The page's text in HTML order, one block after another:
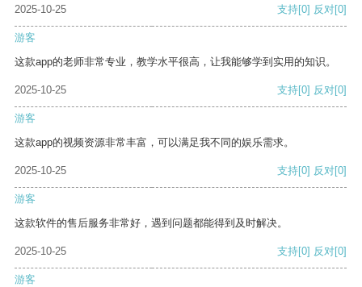
2025-10-25
支持[0] 反对[0]
游客
这款app的老师非常专业，教学水平很高，让我能够学到实用的知识。
2025-10-25 支持[0] 反对[0]
游客
这款app的视频资源非常丰富，可以满足我不同的娱乐需求。
2025-10-25 支持[0] 反对[0]
游客
这款软件的售后服务非常好，遇到问题都能得到及时解决。
2025-10-25 支持[0] 反对[0]
游客